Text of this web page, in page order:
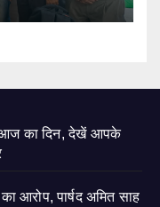
आज का दिन, देखें आपके
आरोप, पार्षद अमित साह